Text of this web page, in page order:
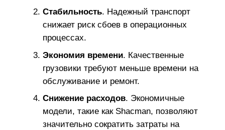
Стабильность. Надежный транспорт
снижает риск сбоев в операционных
процессах.
Экономия времени. Качественные
грузовики требуют меньше времени на
обслуживание и ремонт.
Снижение расходов. Экономичные
модели, такие как Shacman, позволяют
значительно сократить затраты на